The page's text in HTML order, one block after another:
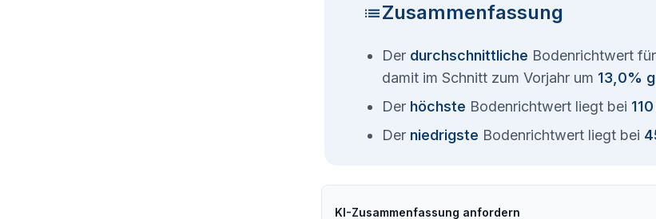
Zusammenfassung
Der durchschnittliche Bodenrichtwert
damit im Schnitt zum Vorjahr um 13,0%
Der höchste Bodenrichtwert liegt bei
Der niedrigste Bodenrichtwert liegt bei
KI-Zusammenfassung anfordern